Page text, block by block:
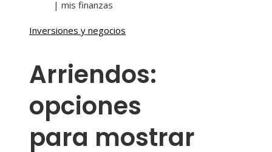
Inversiones y negocios
Arriendos:
opciones
para mostrar